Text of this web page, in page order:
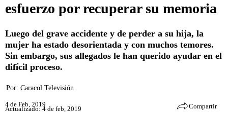
esfuerzo por recuperar su memoria
Luego del grave accidente y de perder a su hija, la
mujer ha estado desorientada y con muchos temores.
Sin embargo, sus allegados le han querido ayudar en el
difícil proceso.
Por: Caracol Televisión
4 de Feb, 2019
Actualizado: 4 de feb, 2019 Compartir